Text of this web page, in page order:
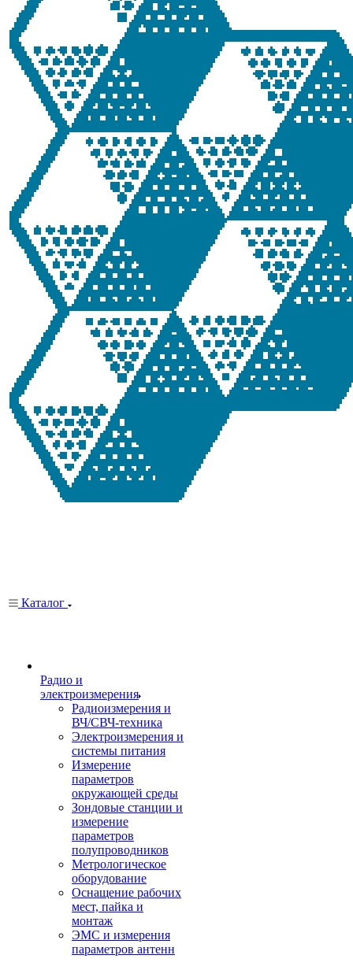
Каталог
Радио и
электроизмерения
Радиоизмерения и
ВЧ/СВЧ-техника
Электроизмерения и
системы питания
Измерение
параметров
окружающей среды
Зондовые станции и
измерение
параметров
полупроводников
Метрологическое
оборудование
Оснащение рабочих
мест, пайка и
монтаж
ЭМС и измерения
параметров антенн